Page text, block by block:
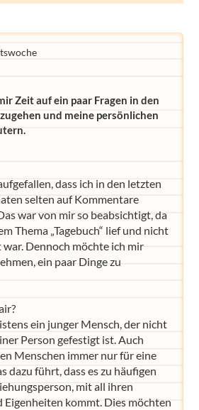
Zeit auf ein paar Fragen in den
und meine persönlichen
dass ich in den letzten
selten auf Kommentare
war von mir so beabsichtigt, da
Thema „Tagebuch“ lief und nicht
war. Dennoch möchte ich mir
ein paar Dinge zu
ein junger Mensch, der nicht
Person gefestigt ist. Auch
Menschen immer nur für eine
dazu führt, dass es zu häufigen
mit all ihren
Eigenheiten kommt. Dies möchten